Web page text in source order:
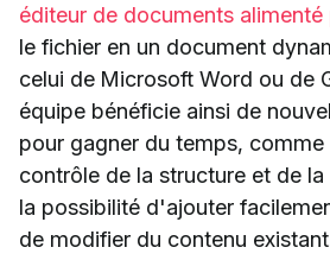
éditeur de documents alimenté
le fichier en un document
celui de Microsoft Word ou de
équipe bénéficie ainsi de
pour gagner du temps, comme
contrôle de la structure et de
la possibilité d'ajouter
de modifier du contenu